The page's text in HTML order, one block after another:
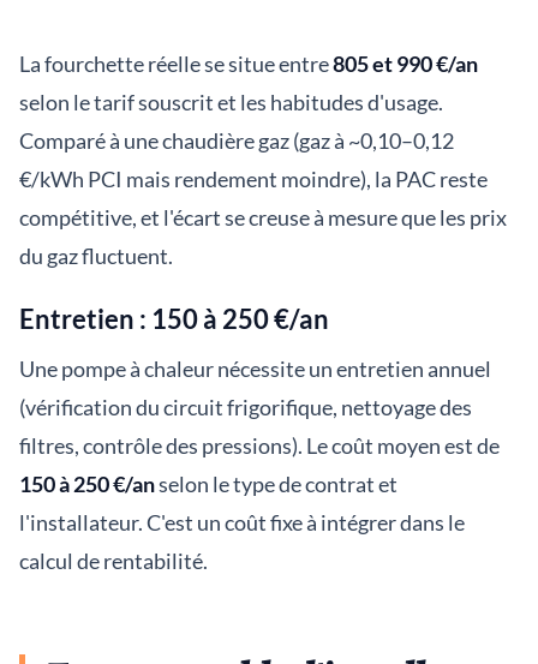
La fourchette réelle se situe entre805 et 990 €/an
selon le tarif souscrit et les habitudes d'usage.
Comparé à une chaudière gaz (gaz à ~0,10–0,12
€/kWh PCI mais rendement moindre), la PAC reste
compétitive, et l'écart se creuse à mesure que les prix
du gaz fluctuent.
Entretien : 150 à 250 €/an
Une pompe à chaleur nécessite un entretien annuel
(vérification du circuit frigorifique, nettoyage des
filtres, contrôle des pressions). Le coût moyen est de
150 à 250 €/anselon le type de contrat et
l'installateur. C'est un coût fixe à intégrer dans le
calcul de rentabilité.